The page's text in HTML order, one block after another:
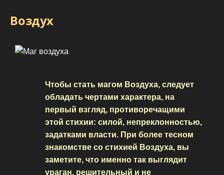
Воздух
Чтобы стать магом Воздуха, следует
обладать чертами характера, на
первый взгляд, противоречащими
этой стихии: силой, непреклонностью,
задатками власти. При более тесном
знакомстве со стихией Воздуха, вы
заметите, что именно так выглядит
ураган, решительный и не